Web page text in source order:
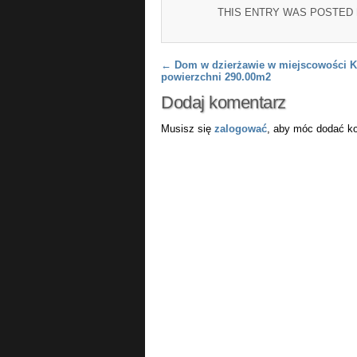
THIS ENTRY WAS POSTED
Post navigation
← Dom w dzierżawie w miejscowości
powierzchni 290.00m2
Dodaj komentarz
Musisz się zalogować, aby móc dodać